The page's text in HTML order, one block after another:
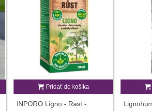
Pridať do košíka
INPORO Ligno - Rast -